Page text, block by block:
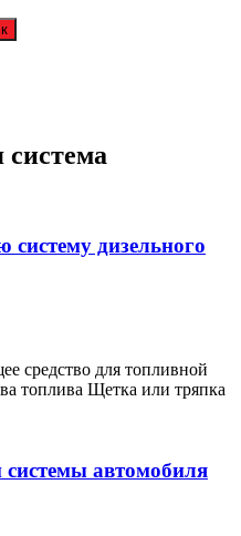
дизельного
средство для топливной
топлива Щетка или тряпка
автомобиля